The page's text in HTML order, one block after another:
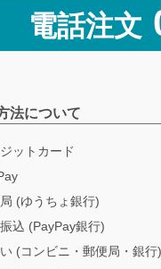
電話注文
法について
ットカード
(ゆうちょ銀行)
込 (PayPay銀行)
(コンビニ・郵便局・銀行)